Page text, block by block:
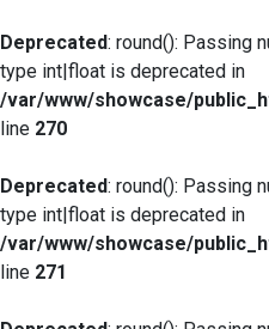
Deprecated: round(): Passing
type int|float is deprecated in
/var/www/showcase/
line 270
Deprecated: round(): Passing
type int|float is deprecated in
/var/www/showcase/
line 271